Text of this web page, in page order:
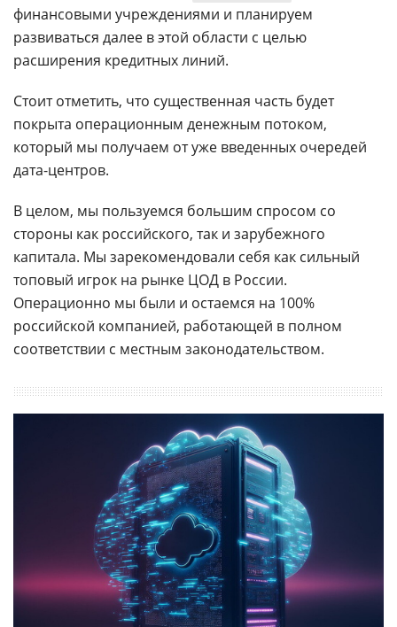
финансовыми учреждениями и планируем
развиваться далее в этой области с целью
расширения кредитных линий.
Стоит отметить, что существенная часть будет
покрыта операционным денежным потоком,
который мы получаем от уже введенных очередей
дата-центров.
В целом, мы пользуемся большим спросом со
стороны как российского, так и зарубежного
капитала. Мы зарекомендовали себя как сильный
топовый игрок на рынке ЦОД в России.
Операционно мы были и остаемся на 100%
российской компанией, работающей в полном
соответствии с местным законодательством.